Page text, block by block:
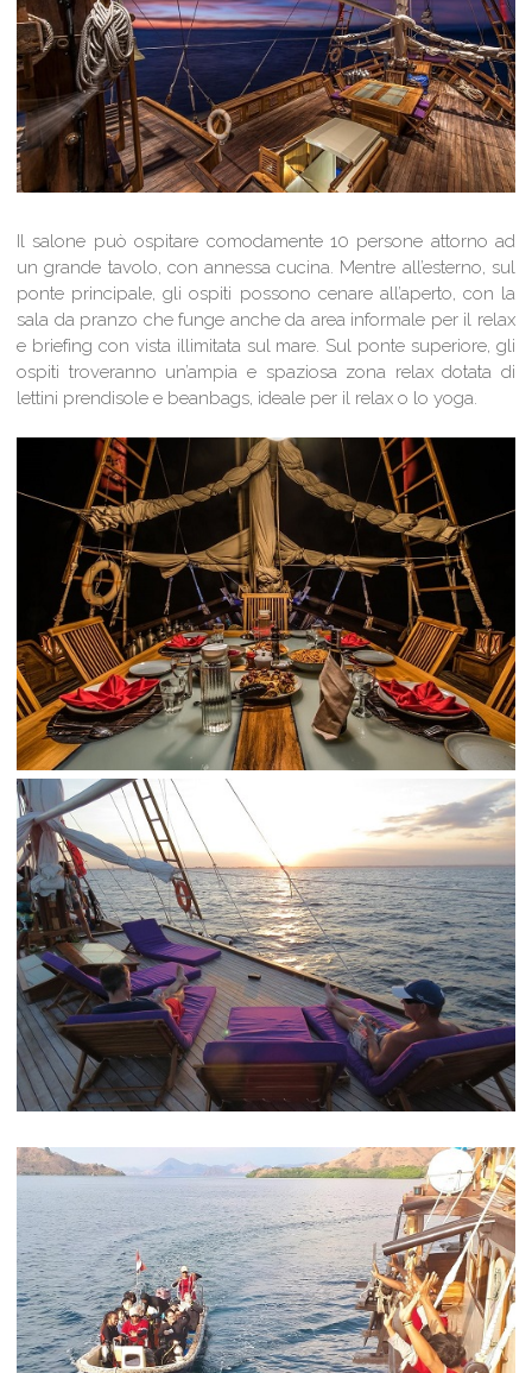
Il salone può ospitare comodamente 10 persone attorno ad
un grande tavolo, con annessa cucina. Mentre all’esterno, sul
ponte principale, gli ospiti possono cenare all’aperto, con la
sala da pranzo che funge anche da area informale per il relax
e briefing con vista illimitata sul mare. Sul ponte superiore, gli
ospiti troveranno un’ampia e spaziosa zona relax dotata di
lettini prendisole e beanbags, ideale per il relax o lo yoga.